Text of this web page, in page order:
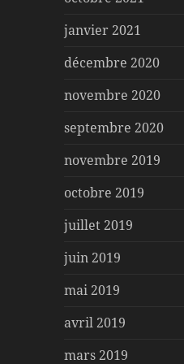
janvier 2021
décembre 2020
novembre 2020
septembre 2020
novembre 2019
octobre 2019
juillet 2019
juin 2019
mai 2019
avril 2019
mars 2019